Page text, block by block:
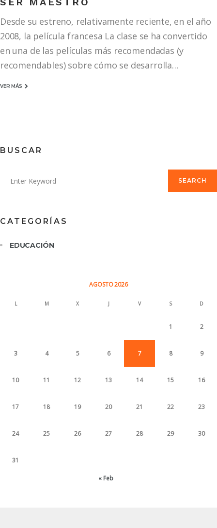
Desde su estreno, relativamente reciente, en el año
2008, la película francesa La clase se ha convertido
en una de las películas más recomendadas (y
recomendables) sobre cómo se desarrolla…
VER MÁS
BUSCAR
SEARCH
CATEGORÍAS
EDUCACIÓN
AGOSTO 2026
L M X J V S D
1 2
3 4 5 6 7 8 9
10 11 12 13 14 15 16
17 18 19 20 21 22 23
24 25 26 27 28 29 30
31
« Feb